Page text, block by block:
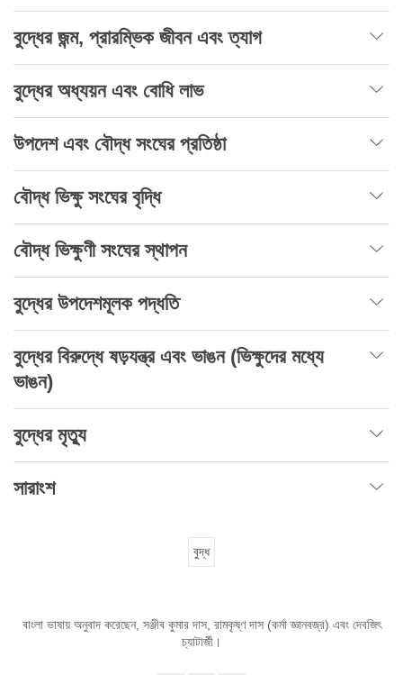
বুদ্ধের জন্ম, প্রারম্ভিক জীবন এবং ত্যাগ
বুদ্ধের অধ্যয়ন এবং বোধি লাভ
উপদেশ এবং বৌদ্ধ সংঘের প্রতিষ্ঠা
বৌদ্ধ ভিক্ষু সংঘের বৃদ্ধি
বৌদ্ধ ভিক্ষুণী সংঘের স্থাপন
বুদ্ধের উপদেশমূলক পদ্ধতি
বুদ্ধের বিরুদ্ধে ষড়যন্ত্র এবং ভাঙন (ভিক্ষুদের মধ্যে
ভাঙন)
বুদ্ধের মৃত্যু
সারাংশ
বুদ্ধ
বাংলা ভাষায় অনুবাদ করেছেন, সঞ্জীব কুমার দাস, রামকৃষ্ণ দাস (কর্মা জ্ঞানবজ্র) এবং দেবজিৎ
চ্যাটার্জী।